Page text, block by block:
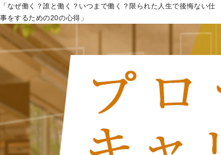
「なぜ働く？誰と働く？いつまで働く？限られた人生で後悔ない仕
事をするための20の心得」